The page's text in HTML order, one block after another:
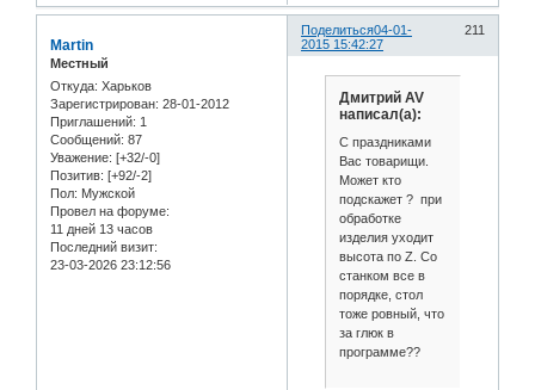
Поделиться 211
04-01-
2015 15:42:27
Martin
Местный
Откуда: Харьков
Зарегистрирован: 28-01-2012
Приглашений: 1
Сообщений: 87
Уважение: [+32/-0]
Позитив: [+92/-2]
Пол: Мужской
Провел на форуме:
11 дней 13 часов
Последний визит:
23-03-2026 23:12:56
Дмитрий AV
написал(а):
С праздниками
Вас товарищи.
Может кто
подскажет ? при
обработке
изделия уходит
высота по Z. Со
станком все в
порядке, стол
тоже ровный, что
за глюк в
программе??